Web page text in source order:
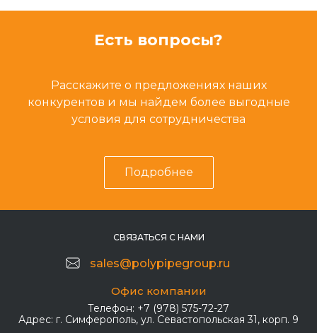
Есть вопросы?
Расскажите о предложениях наших
конкурентов и мы найдем более выгодные
условия для сотрудничества
Подробнее
СВЯЗАТЬСЯ С НАМИ
sales@polypipegroup.ru
Офис компании
Телефон: +7 (978) 575-72-27
Адрес: г. Симферополь, ул. Севастопольская 31, корп. 9